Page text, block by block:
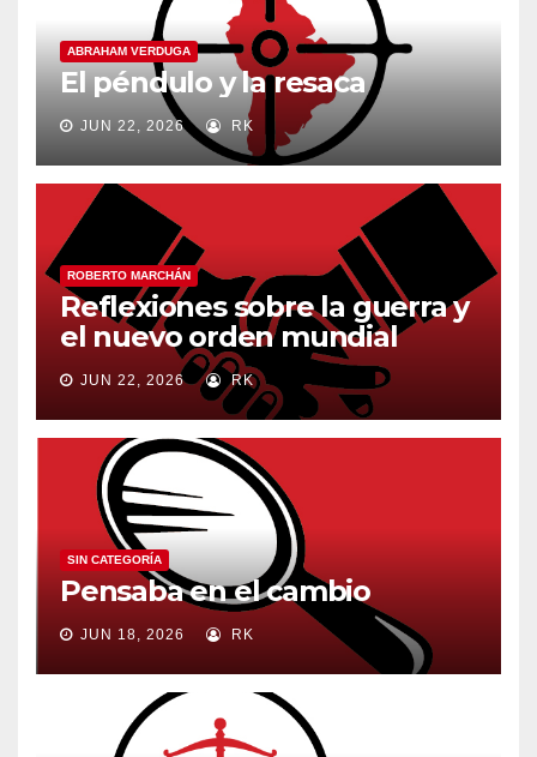
ABRAHAM VERDUGA
El péndulo y la resaca
JUN 22, 2026 RK
ROBERTO MARCHÁN
Reflexiones sobre la guerra y
el nuevo orden mundial
JUN 22, 2026 RK
SIN CATEGORÍA
Pensaba en el cambio
JUN 18, 2026 RK